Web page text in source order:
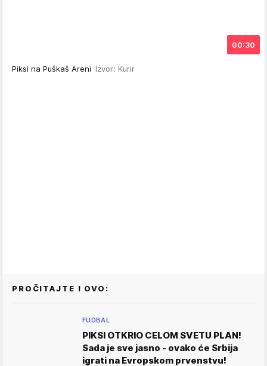
00:30
Piksi na Puškaš Areni Izvor: Kurir
PROČITAJTE I OVO:
FUDBAL
PIKSI OTKRIO CELOM SVETU PLAN!
Sada je sve jasno - ovako će Srbija
igrati na Evropskom prvenstvu!